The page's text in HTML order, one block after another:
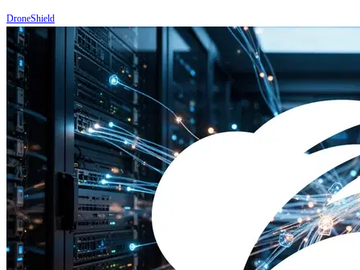
DroneShield